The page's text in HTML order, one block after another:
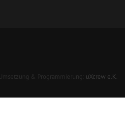
Umsetzung & Programmierung: uXcrew e.K.